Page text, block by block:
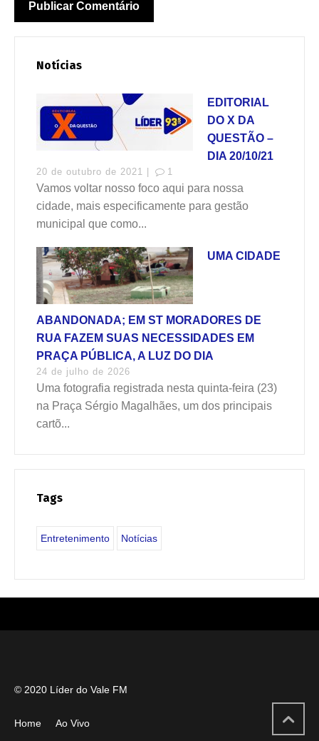
Notícias
EDITORIAL
DO X DA
QUESTÃO –
DIA 20/10/21
20 de outubro de 2021 | 1
Vamos voltar nosso foco aqui para nossa
cidade, mais especificamente para gestão
municipal que como...
UMA CIDADE
ABANDONADA; EM ST MORADORES DE
RUA FAZEM SUAS NECESSIDADES EM
PRAÇA PÚBLICA, A LUZ DO DIA
24 de julho de 2026
Uma fotografia registrada nesta quinta-feira (23)
na Praça Sérgio Magalhães, um dos principais
cartõ...
Tags
Entretenimento Notícias
© 2020 Líder do Vale FM
Home Ao Vivo